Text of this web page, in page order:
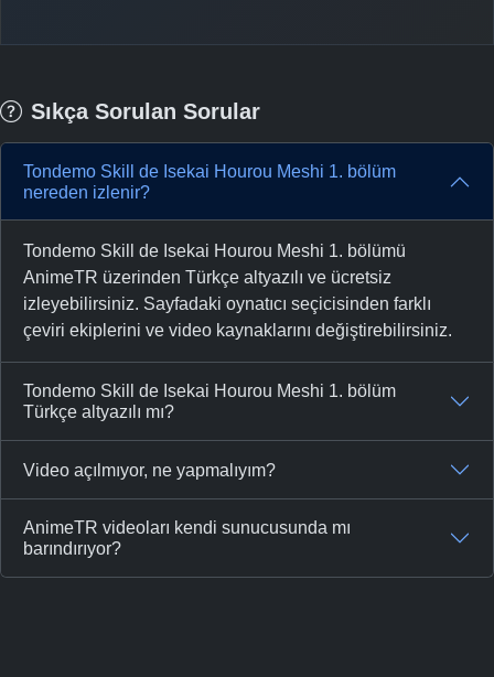
Sıkça Sorulan Sorular
Tondemo Skill de Isekai Hourou Meshi 1. bölüm
nereden izlenir?
Tondemo Skill de Isekai Hourou Meshi 1. bölümü
AnimeTR üzerinden Türkçe altyazılı ve ücretsiz
izleyebilirsiniz. Sayfadaki oynatıcı seçicisinden farklı
çeviri ekiplerini ve video kaynaklarını değiştirebilirsiniz.
Tondemo Skill de Isekai Hourou Meshi 1. bölüm
Türkçe altyazılı mı?
Video açılmıyor, ne yapmalıyım?
AnimeTR videoları kendi sunucusunda mı
barındırıyor?